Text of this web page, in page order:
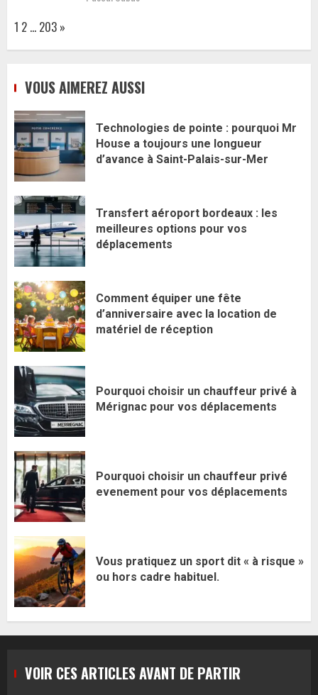
Page:
1 2 … 203 Next
»
VOUS AIMEREZ AUSSI
Technologies de pointe : pourquoi Mr
House a toujours une longueur
d’avance à Saint-Palais-sur-Mer
Transfert aéroport bordeaux : les
meilleures options pour vos
déplacements
Comment équiper une fête
d’anniversaire avec la location de
matériel de réception
Pourquoi choisir un chauffeur privé à
Mérignac pour vos déplacements
Pourquoi choisir un chauffeur privé
evenement pour vos déplacements
Vous pratiquez un sport dit « à risque »
ou hors cadre habituel.
VOIR CES ARTICLES AVANT DE PARTIR